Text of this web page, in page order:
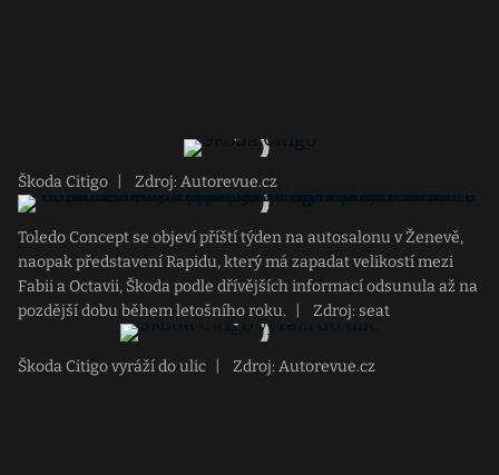
Škoda Citigo Zdroj: Autorevue.cz
Toledo Concept se objeví příští týden na autosalonu v Ženevě,
naopak představení Rapidu, který má zapadat velikostí mezi
Fabii a Octavii, Škoda podle dřívějších informací odsunula až na
pozdější dobu během letošního roku.
Zdroj: seat
Škoda Citigo vyráží do ulic Zdroj: Autorevue.cz